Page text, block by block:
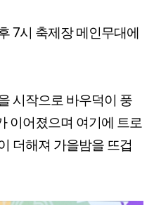
7시 축제장 메인무대에
시작으로 바우덕이 풍
이어졌으며 여기에 트로
더해져 가을밤을 뜨겁